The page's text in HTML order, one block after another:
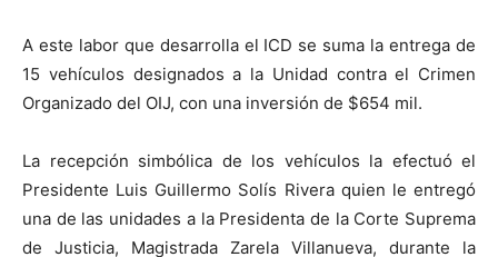
A este labor que desarrolla el ICD se suma la entrega de
15 vehículos designados a la Unidad contra el Crimen
Organizado del OIJ, con una inversión de $654 mil.
La recepción simbólica de los vehículos la efectuó el
Presidente Luis Guillermo Solís Rivera quien le entregó
una de las unidades a la Presidenta de la Corte Suprema
de Justicia, Magistrada Zarela Villanueva, durante la